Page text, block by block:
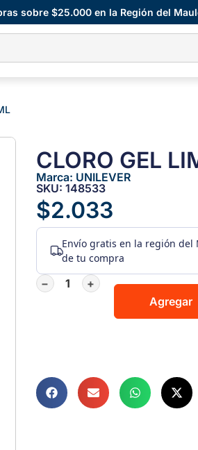
sobre $25.000 en la Región del
CLORO GEL
Marca: UNILEVER
SKU: 148533
$2.033
Envío gratis en la región del
de tu compra
−
+
Agregar